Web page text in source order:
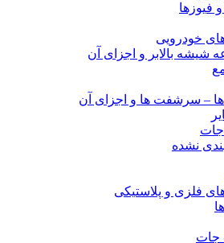
و فیوزها
خودرویی
شیشه بالابر و اجزای آن
– سرشفت ها و اجزای آن
نشده
فلزی و پلاستیکی
جات